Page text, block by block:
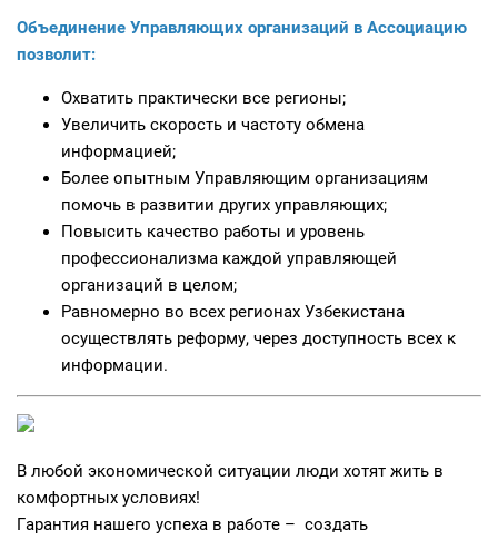
Объединение Управляющих организаций в Ассоциацию
позволит:
Охватить практически все регионы;
Увеличить скорость и частоту обмена
информацией;
Более опытным Управляющим организациям
помочь в развитии других управляющих;
Повысить качество работы и уровень
профессионализма каждой управляющей
организаций в целом;
Равномерно во всех регионах Узбекистана
осуществлять реформу, через доступность всех к
информации.
В любой экономической ситуации люди хотят жить в
комфортных условиях!
Гарантия нашего успеха в работе – создать